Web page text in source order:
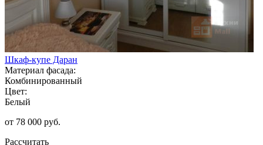
Шкаф-купе Даран
Материал фасада:
Комбинированный
Цвет:
Белый
от 78 000 руб.
Рассчитать